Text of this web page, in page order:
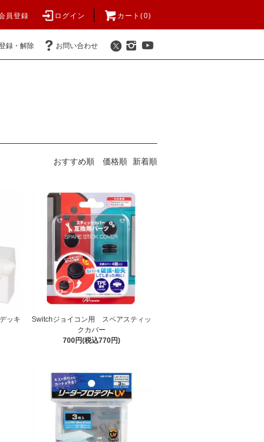
員登録 ログイン カート(0)
録・解除 お問い合わせ
おすすめ順 価格順 新着順
ッキ
Switchジョイコン用 スペアスティッ
クカバー
700円(税込770円)